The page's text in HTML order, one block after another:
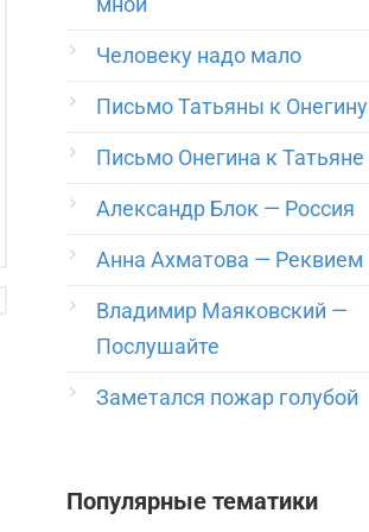
Человеку надо мало
Письмо Татьяны к Онегину
Письмо Онегина к Татьяне
Александр Блок — Россия
Анна Ахматова — Реквием
Владимир Маяковский —
Послушайте
Заметался пожар голубой
Популярные тематики